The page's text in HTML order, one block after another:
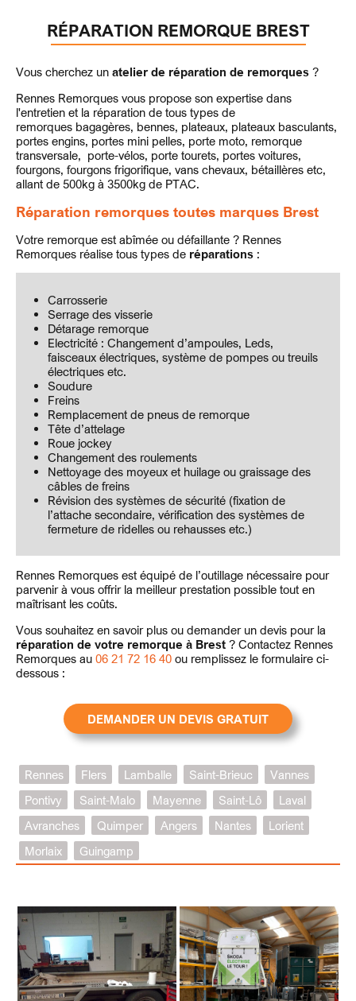
RÉPARATION REMORQUE BREST
Vous cherchez un atelier de réparation de remorques ?
Rennes Remorques vous propose son expertise dans
l'entretien et la réparation de tous types de
remorques bagagères, bennes, plateaux, plateaux basculants,
portes engins, portes mini pelles, porte moto, remorque
transversale, porte-vélos, porte tourets, portes voitures,
fourgons, fourgons frigorifique, vans chevaux, bétaillères etc,
allant de 500kg à 3500kg de PTAC.
Réparation remorques toutes marques Brest
Votre remorque est abîmée ou défaillante ? Rennes
Remorques réalise tous types de réparations :
Carrosserie
Serrage des visserie
Détarage remorque
Electricité : Changement d’ampoules, Leds,
faisceaux électriques, système de pompes ou treuils
électriques etc.
Soudure
Freins
Remplacement de pneus de remorque
Tête d’attelage
Roue jockey
Changement des roulements
Nettoyage des moyeux et huilage ou graissage des
câbles de freins
Révision des systèmes de sécurité (fixation de
l’attache secondaire, vérification des systèmes de
fermeture de ridelles ou rehausses etc.)
Rennes Remorques est équipé de l’outillage nécessaire pour
parvenir à vous offrir la meilleur prestation possible tout en
maîtrisant les coûts.
Vous souhaitez en savoir plus ou demander un devis pour la
réparation de votre remorque à Brest ? Contactez Rennes
Remorques au 06 21 72 16 40 ou remplissez le formulaire ci-
dessous :
DEMANDER UN DEVIS GRATUIT
Rennes Flers Lamballe Saint-Brieuc
Vannes
Pontivy
Saint-Malo Mayenne Saint-Lô
Laval
Avranches
Quimper Angers Nantes
Lorient
Morlaix
Guingamp